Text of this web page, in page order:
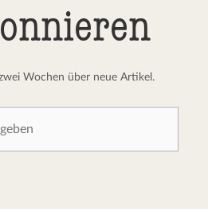
Wochen über neue Artikel.